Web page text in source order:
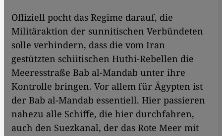
Offiziell pocht das Regime darauf, die
Militäraktion der sunnitischen Verbündeten
solle verhindern, dass die vom Iran
gestützten schiitischen Huthi-Rebellen die
Meeresstraße Bab al-Mandab unter ihre
Kontrolle bringen. Vor allem für Ägypten ist
der Bab al-Mandab essentiell. Hier passieren
nahezu alle Schiffe, die hier durchfahren,
auch den Suezkanal, der das Rote Meer mit